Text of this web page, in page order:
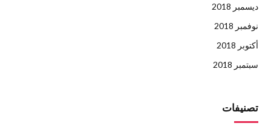
ديسمبر 2018
نوفمبر 2018
أكتوبر 2018
سبتمبر 2018
تصنيفات